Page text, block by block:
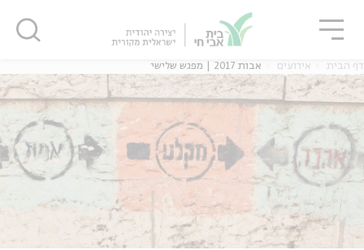
דף הבית אירועים אבות 2017 | מפגש שלישי
סגור